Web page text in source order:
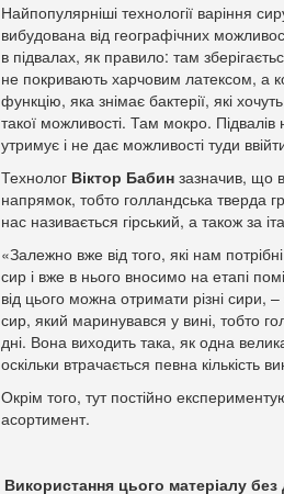
Найпопулярніші технології варіння
вибудована від географічних
в підвалах, як правило: там
не покривають харчовим латексом, а
функцію, яка знімає бактерії, які
такої можливості. Там мокро.
утримує і не дає можливості туди
Технолог Віктор Бабин зазначив, що
напрямок, тобто голландська тверда
нас називається гірський, а також за
«Залежно вже від того, які нам
сир і вже в нього вносимо на етапі
від цього можна отримати різні сири,
сир, який маринувався у вині, тобто
дні. Вона виходить така, як одна
оскільки втрачається певна кількість
Окрім того, тут постійно
асортимент.
Використання цього матеріалу